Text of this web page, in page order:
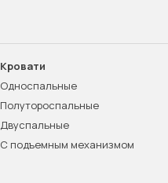
Кровати
Односпальные
Полутороспальные
Двуспальные
С подъемным механизмом